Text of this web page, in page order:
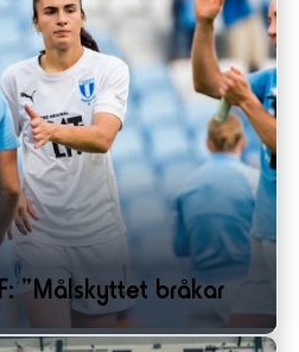
”Målskyttet bråkar